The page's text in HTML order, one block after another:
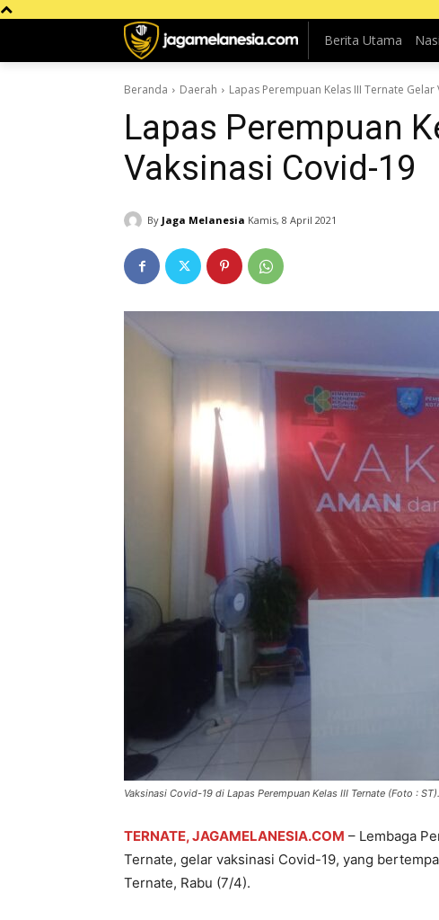
Berita Utama
Beranda Daerah Lapas Perempuan Kelas III Ternate
Lapas Perempuan
Vaksinasi Covid-19
By Jaga Melanesia Kamis, 8 April 2021
Vaksinasi Covid-19 di Lapas Perempuan Kelas III Ternate (Foto : ST).
TERNATE, JAGAMELANESIA.COM – Lembaga
Ternate, gelar vaksinasi Covid-19, yang
Ternate, Rabu (7/4).